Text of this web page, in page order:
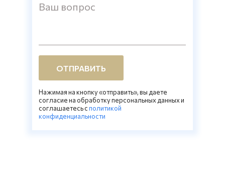
Ваш вопрос
ОТПРАВИТЬ
Нажимая на кнопку «отправить», вы даете
согласие на обработку персональных данных и
соглашаетесь cполитикой
конфиденциальности